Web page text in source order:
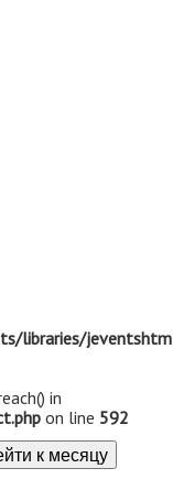
libraries/
in
on line 592
к месяцу